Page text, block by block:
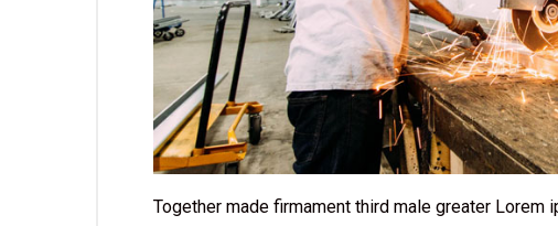
Together made firmament third male greater Lorem